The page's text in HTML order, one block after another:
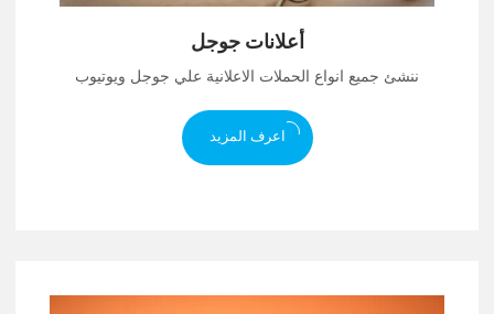
أعلانات جوجل
ننشئ جميع انواع الحملات الاعلانية علي جوجل ويوتيوب
اعرف المزيد